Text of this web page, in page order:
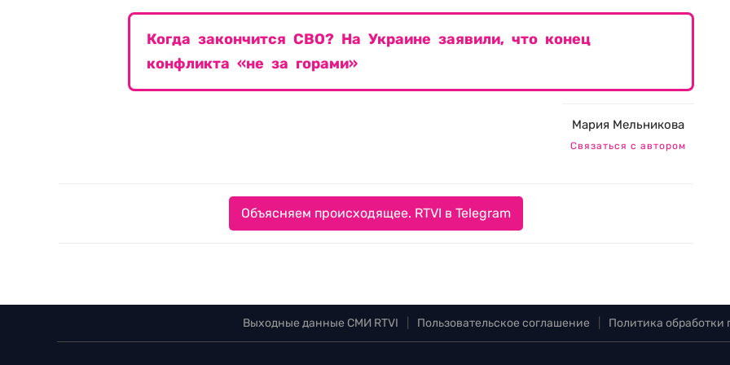
Когда закончится СВО? На Украине заявили, что конец
конфликта «не за горами»
Мария Мельникова
Связаться с автором
Объясняем происходящее. RTVI в Telegram
Выходные данные СМИ RTVI Пользовательское соглашение Политика